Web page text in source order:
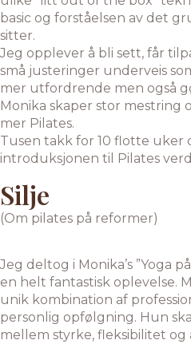
basic og forståelsen av det
sitter.
Jeg opplever å bli sett, får
små justeringer underveis
mer utfordrende men også
Monika skaper stor mestring
mer Pilates.
Tusen takk for 10 flotte uker
introduksjonen til Pilates
Silje
(Om pilates på reformer)
Jeg deltog i Monika’s ”Yoga
en helt fantastisk oplevelse.
unik kombination af
personlig opfølgning. Hun
mellem styrke, fleksibilitet og